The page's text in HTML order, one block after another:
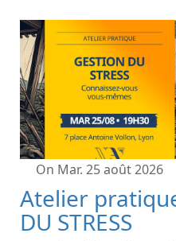
On Mar. 25 août 2026
Atelier
DU STRESS